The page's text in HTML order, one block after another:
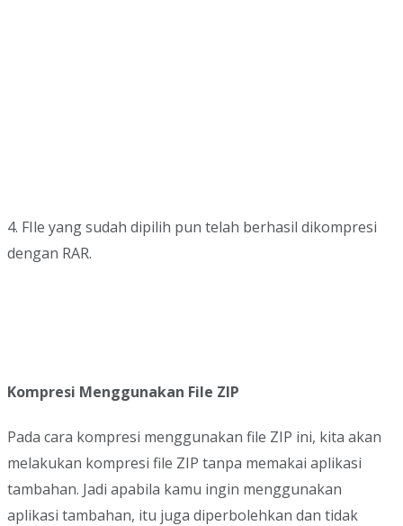
4. FIle yang sudah dipilih pun telah berhasil dikompresi
dengan RAR.
Kompresi Menggunakan File ZIP
Pada cara kompresi menggunakan file ZIP ini, kita akan
melakukan kompresi file ZIP tanpa memakai aplikasi
tambahan. Jadi apabila kamu ingin menggunakan
aplikasi tambahan, itu juga diperbolehkan dan tidak